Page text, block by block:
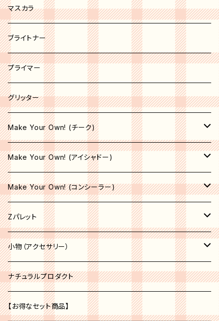
リップライナー
シャドウブラシ
チーク＆パウダーブラシ
ファンデーションブラシ
ライナーブラシ
コンシーラーブラシ
エリートブラシ
リップブラシ
マスカラ
ブライトナー
プライマー
グリッター
Make Your Own! (チーク)
収納空パレット
マット
シマー
サテン
Make Your Own! (アイシャドー)
サテン
オペーク
シア―
セミオペーク
シマー
シア―
オペーク
セミオペーク
マット
シア―
オペーク
収納空パレット
ベージュ系
Make Your Own! (コンシーラー)
収納空パレット
Zパレット
パレット
アクセサリー
小物（アクセサリー）
コスメオーガナイザー
収納空パレット
ナチュラルプロダクト
【お得なセット商品】